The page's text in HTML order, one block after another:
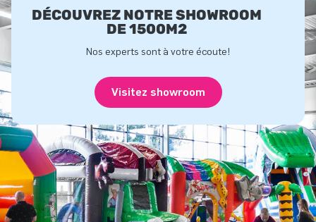
DÉCOUVREZ NOTRE SHOWROOM
DE 1500M2
Nos experts sont à votre écoute!
Visitez showroom